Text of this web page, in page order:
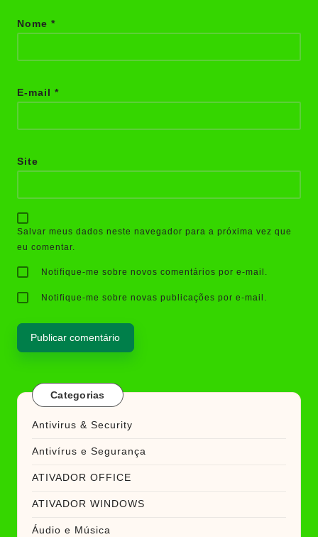
Nome *
E-mail *
Site
Salvar meus dados neste navegador para a próxima vez que
eu comentar.
Notifique-me sobre novos comentários por e-mail.
Notifique-me sobre novas publicações por e-mail.
Categorias
Antivirus & Security
Antivírus e Segurança
ATIVADOR OFFICE
ATIVADOR WINDOWS
Áudio e Música